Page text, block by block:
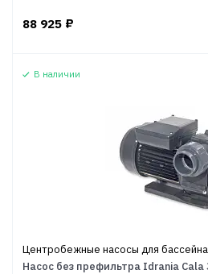
88 925 ₽
В наличии
Центробежные насосы для
Насос без префильтра Idrania